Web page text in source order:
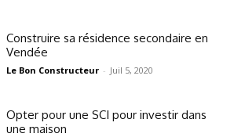
Construire sa résidence secondaire en
Vendée
Le Bon Constructeur - Juil 5, 2020
Opter pour une SCI pour investir dans
une maison